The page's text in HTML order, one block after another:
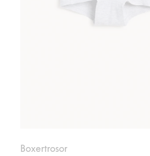
Boxertrosor